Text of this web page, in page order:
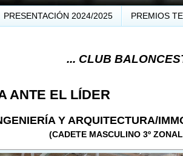
PRESENTACIÓN 2024/2025 PREMIOS
... CLUB BALONCESTO V-74
ANTE EL LÍDER
Y ARQUITECTURA/
(CADETE MASCULINO 3º